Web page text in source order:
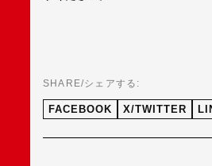
SHARE/シェアする:
FACEBOOK X/TWITTER